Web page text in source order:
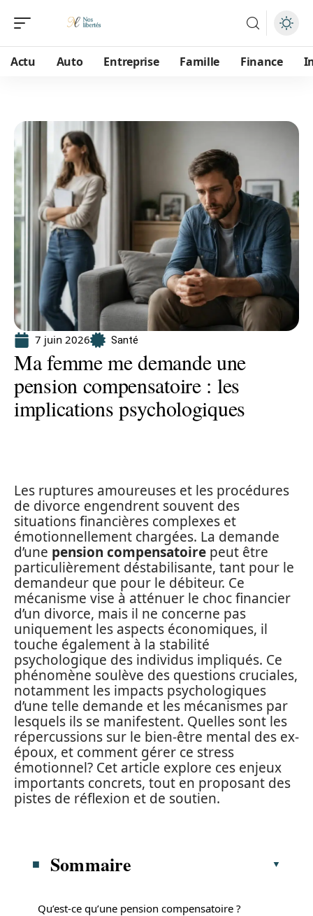
Actu Auto Entreprise Famille Finance
7 juin 2026 Santé
Ma femme me demande une
pension compensatoire : les
implications psychologiques
Les ruptures amoureuses et les procédures
de divorce engendrent souvent des
situations financières complexes et
émotionnellement chargées. La demande
d’une pension compensatoire peut être
particulièrement déstabilisante, tant pour le
demandeur que pour le débiteur. Ce
mécanisme vise à atténuer le choc financier
d’un divorce, mais il ne concerne pas
uniquement les aspects économiques, il
touche également à la stabilité
psychologique des individus impliqués. Ce
phénomène soulève des questions cruciales,
notamment les impacts psychologiques
d’une telle demande et les mécanismes par
lesquels ils se manifestent. Quelles sont les
répercussions sur le bien-être mental des ex-
époux, et comment gérer ce stress
émotionnel? Cet article explore ces enjeux
importants concrets, tout en proposant des
pistes de réflexion et de soutien.
Sommaire
Qu’est-ce qu’une pension compensatoire ?